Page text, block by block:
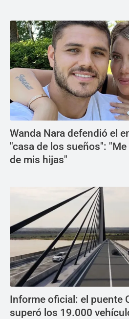
Wanda Nara defendió el
"casa de los sueños":
de mis hijas"
Informe oficial: el puente
superó los 19.000